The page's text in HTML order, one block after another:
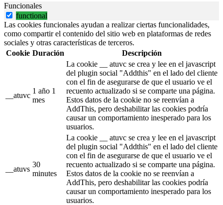
Funcionales
functional
Las cookies funcionales ayudan a realizar ciertas funcionalidades,
como compartir el contenido del sitio web en plataformas de redes
sociales y otras características de terceros.
Cookie Duración Descripción
__atuvc
1 año 1
mes
La cookie __ atuvc se crea y lee en el javascript
del plugin social "Addthis" en el lado del cliente
con el fin de asegurarse de que el usuario ve el
recuento actualizado si se comparte una página.
Estos datos de la cookie no se reenvían a
AddThis, pero deshabilitar las cookies podría
causar un comportamiento inesperado para los
usuarios.
__atuvs
30
minutes
La cookie __ atuvc se crea y lee en el javascript
del plugin social "Addthis" en el lado del cliente
con el fin de asegurarse de que el usuario ve el
recuento actualizado si se comparte una página.
Estos datos de la cookie no se reenvían a
AddThis, pero deshabilitar las cookies podría
causar un comportamiento inesperado para los
usuarios.